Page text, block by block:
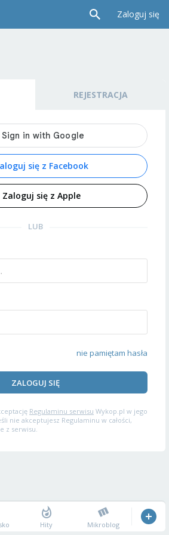
Zaloguj się
REJESTRACJA
się z Facebook
Zaloguj się z Apple
LUB
nie pamiętam hasła
ZALOGUJ SIĘ
Regulaminu serwisu Wykop.pl w jego
nie akceptujesz Regulaminu w całości,
z serwisu.
Hity Mikroblog